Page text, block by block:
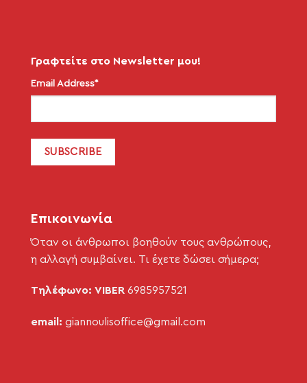
Γραφτείτε στο Newsletter μου!
Email Address*
Επικοινωνία
Όταν οι άνθρωποι βοηθούν τους ανθρώπους,
η αλλαγή συμβαίνει. Τι έχετε δώσει σήμερα;
Τηλέφωνο: VIBER 6985957521
email: giannoulisoffice@gmail.com